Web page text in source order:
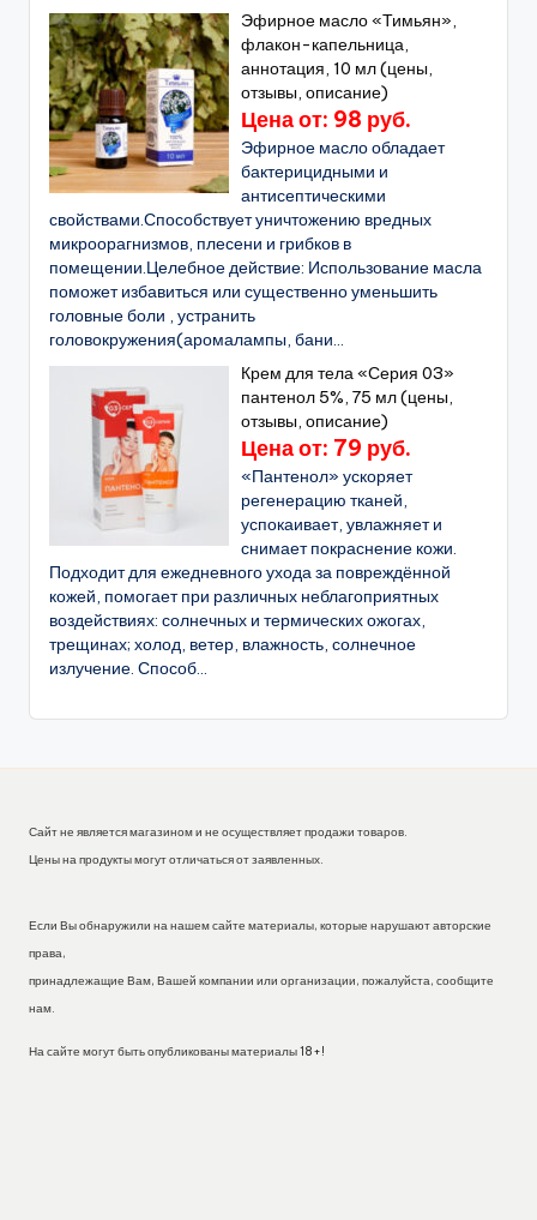
Эфирное масло «Тимьян»,
флакон-капельница,
аннотация, 10 мл (цены,
отзывы, описание)
Цена от: 98 руб.
Эфирное масло обладает
бактерицидными и
антисептическими
свойствами.Способствует уничтожению вредных
микроорагнизмов, плесени и грибков в
помещении.Целебное действие: Использование масла
поможет избавиться или существенно уменьшить
головные боли , устранить
головокружения(аромалампы, бани...
Крем для тела «Серия 03»
пантенол 5%, 75 мл (цены,
отзывы, описание)
Цена от: 79 руб.
«Пантенол» ускоряет
регенерацию тканей,
успокаивает, увлажняет и
снимает покраснение кожи.
Подходит для ежедневного ухода за повреждённой
кожей, помогает при различных неблагоприятных
воздействиях: солнечных и термических ожогах,
трещинах; холод, ветер, влажность, солнечное
излучение. Способ...
Сайт не является магазином и не осуществляет продажи товаров.
Цены на продукты могут отличаться от заявленных.
Если Вы обнаружили на нашем сайте материалы, которые нарушают авторские
права,
принадлежащие Вам, Вашей компании или организации, пожалуйста, сообщите
нам.
На сайте могут быть опубликованы материалы 18+!